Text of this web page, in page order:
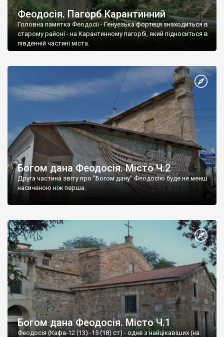
Феодосія. Пагорб Карантинний
Головна памятка Феодосії - Генуезька фортеця знаходиться в
старому районі - на Карантинному пагорбі, який підноситься в
південній частині міста.
Богом дана Феодосія. Місто Ч.2
Друга частина звіту про "Богом дану" Феодосію буде не менш
насиченою ніж перша.
Богом дана Феодосія. Місто Ч.1
Феодосія (Кафа-12 (13) -15 (18) ст) - одне з найцікавіших (на